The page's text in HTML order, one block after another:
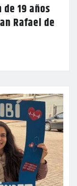
19 años
Rafael de